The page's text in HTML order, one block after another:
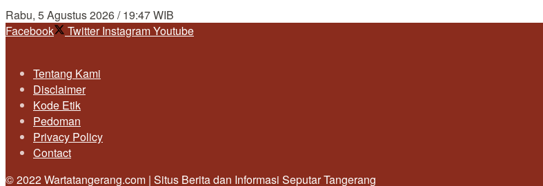
Rabu, 5 Agustus 2026 / 19:47 WIB
Facebook
Twitter InstagramYoutube
Tentang Kami
Disclaimer
Kode Etik
Pedoman
Privacy Policy
Contact
© 2022 Wartatangerang.com | Situs Berita dan Informasi Seputar Tangerang